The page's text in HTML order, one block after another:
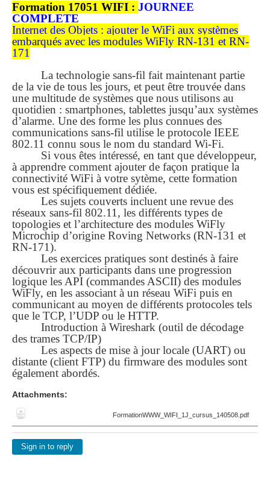
Formation 17051 WIFI : JOURNEE
COMPLETE
Internet des Objets : ajouter le WiFi aux systèmes
embarqués avec les modules WiFly RN-131 et RN-
171
La technologie sans-fil fait maintenant partie
de la vie de tous les jours, et peut être trouvée dans
une multitude de systèmes que nous utilisons au
quotidien : smartphones, tablettes jusqu’aux systèmes
d’alarme. Une des forme les plus connues des
communications sans-fil utilise le protocole IEEE
802.11 connu sous le nom du standard Wi-Fi.
Si vous êtes intéressé, en tant que développeur,
à apprendre comment ajouter de façon pratique la
connectivité WiFi à votre sytème, cette formation
vous est spécifiquement dédiée.
Les sujets couverts incluent une revue des
réseaux sans-fil 802.11, les différents types de
topologies et l’architecture des modules WiFly
Microchip d’origine Roving Networks (RN-131 et
RN-171).
Les exercices pratiques sont destinés à faire
découvrir aux participants dans une progression
logique les API (commandes ASCII) des modules
WiFly, en les associant à un réseau WiFi puis en
communicant au moyen de différents protocoles tels
que le TCP, l’UDP ou le HTTP.
Introduction à Wireshark (outil de décodage
des trames TCP/IP)
Les aspects de mise à jour locale (UART) ou
distante (client FTP) du firmware des modules sont
également abordés.
Attachments:
FormationWWW_WIFI_1J_cursus_140508.pdf
Sign in to reply